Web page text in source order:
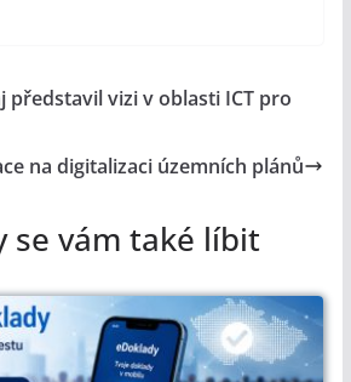
představil vizi v oblasti ICT pro
na digitalizaci územních plánů
se vám také líbit